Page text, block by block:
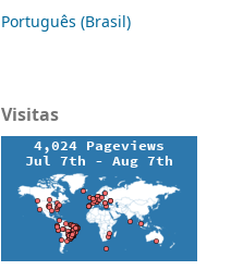
Português (Brasil)
Visitas